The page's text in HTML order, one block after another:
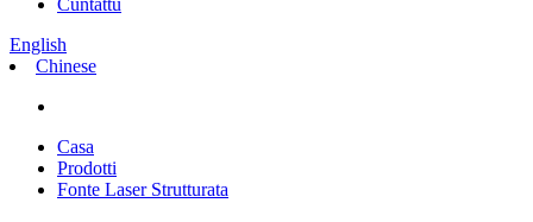
Cuntattu
English
Chinese
Casa
Prodotti
Fonte Laser Strutturata